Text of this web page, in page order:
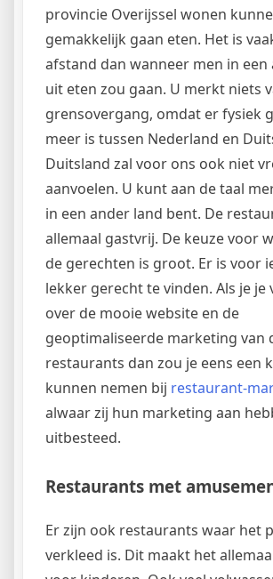
provincie Overijssel wonen
gemakkelijk gaan eten. Het is
afstand dan wanneer men in een
uit eten zou gaan. U merkt niets
grensovergang, omdat er fysiek
meer is tussen Nederland en
Duitsland zal voor ons ook niet
aanvoelen. U kunt aan de taal
in een ander land bent. De
allemaal gastvrij. De keuze voor
de gerechten is groot. Er is voor
lekker gerecht te vinden. Als je je
over de mooie website en de
geoptimaliseerde marketing van
restaurants dan zou je eens een
kunnen nemen bij restaurant-
alwaar zij hun marketing aan
uitbesteed.
Restaurants met
Er zijn ook restaurants waar het
verkleed is. Dit maakt het